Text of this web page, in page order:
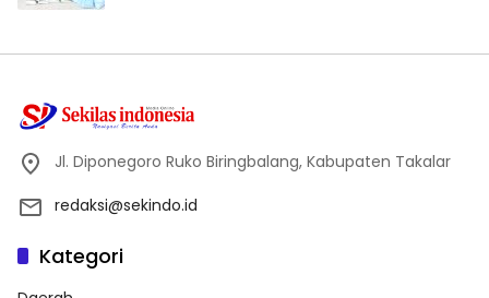
Jl. Diponegoro Ruko Biringbalang, Kabupaten Takalar
redaksi@sekindo.id
Kategori